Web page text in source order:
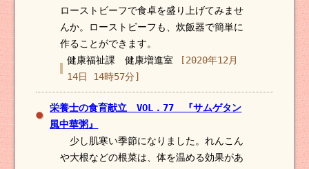
ローストビーフで食卓を盛り上げてみませ
んか。ローストビーフも、炊飯器で簡単に
作ることができます。
健康福祉課 健康増進室
[2020年12月
14日 14時57分]
栄養士の食育献立 VOL．77 『サムゲタン
風中華粥』
少し肌寒い季節になりました。れんこん
や大根などの根菜は、体を温める効果があ